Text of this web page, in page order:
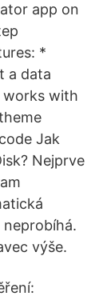
app on
*
a data
works with
Jak
Nejprve
výše.